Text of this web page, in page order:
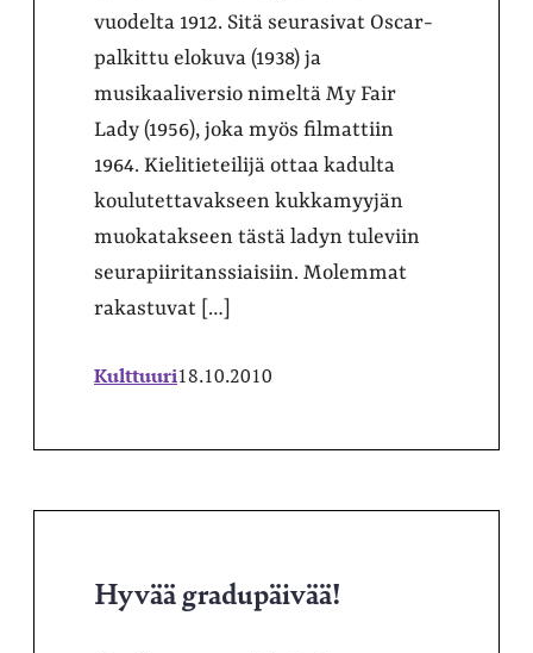
vuodelta 1912. Sitä seurasivat Oscar-
palkittu elokuva (1938) ja
musikaaliversio nimeltä My Fair
Lady (1956), joka myös filmattiin
1964. Kielitieteilijä ottaa kadulta
koulutettavakseen kukkamyyjän
muokatakseen tästä ladyn tuleviin
seurapiiritanssiaisiin. Molemmat
rakastuvat […]
Kulttuuri18.10.2010
Hyvää gradupäivää!